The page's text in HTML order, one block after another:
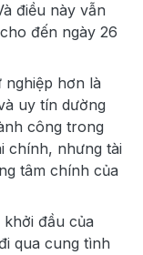
điều này vẫn
đến ngày 26
nghiệp hơn là
uy tín dường
công trong
chính, nhưng tài
tâm chính của
khởi đầu của
qua cung tình